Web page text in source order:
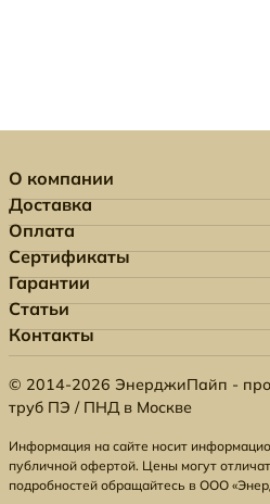
О компании
Доставка
Оплата
Сертификаты
Гарантии
Статьи
Контакты
© 2014-2026 ЭнерджиПайп -
труб ПЭ / ПНД в Москве
Информация на сайте носит
публичной офертой. Цены могут
подробностей обращайтесь в ООО